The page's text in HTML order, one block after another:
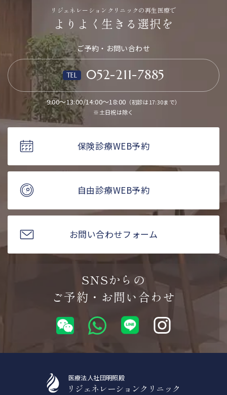
WeChatから
リジェネレーションクリニックの再生医療で
よりよく生きる選択を
ご予約・お問い合わせ
TEL 052-211-7885
9:00～13:00/14:00～18:00 （初診は17:30まで）
※土日祝は除く
保険診療WEB予約
自由診療WEB予約
お問い合わせフォーム
SNSからの
ご予約・お問い合わせ
医療法人社団明照殿
リジェネレーションクリニック